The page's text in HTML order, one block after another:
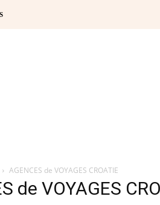
AGENCES de VOYAGES CROATIE
de VOYAGES